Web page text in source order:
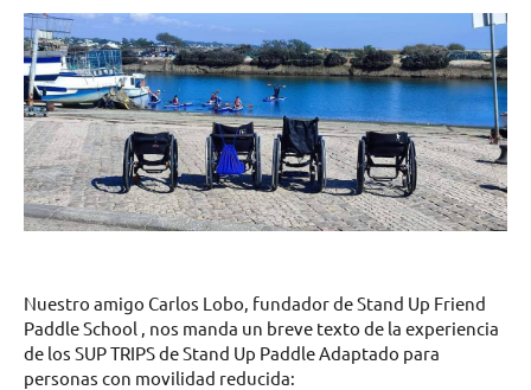
Nuestro amigo Carlos Lobo, fundador de Stand Up Friend
Paddle School , nos manda un breve texto de la experiencia
de los SUP TRIPS de Stand Up Paddle Adaptado para
personas con movilidad reducida: